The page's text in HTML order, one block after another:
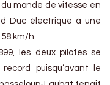
monde de vitesse en
Duc électrique à une
km/h.
les deux pilotes se
puisqu’avant le